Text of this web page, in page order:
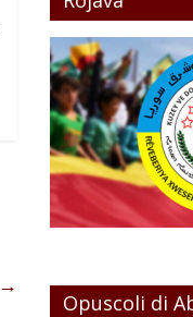
→
Opuscoli di